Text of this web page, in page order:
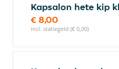
Kapsalon hete kip
€ 8,00
incl. statiegeld (€ 0,00)